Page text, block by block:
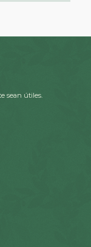
sean útiles.